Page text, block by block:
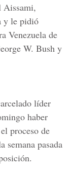
Aissami,
y le pidió
Venezuela de
W. Bush y
líder
haber
proceso de
semana pasada